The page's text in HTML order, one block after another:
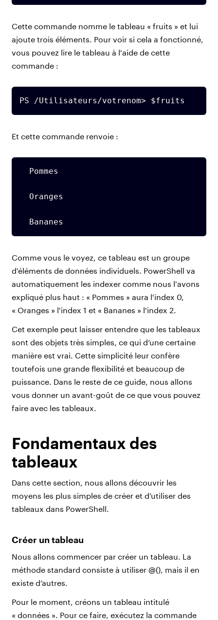
Cette commande nomme le tableau « fruits » et lui
ajoute trois éléments. Pour voir si cela a fonctionné,
vous pouvez lire le tableau à l'aide de cette
commande :
PS /Utilisateurs/votrenom> $fruits
Et cette commande renvoie :
Pommes
Oranges
Bananes
Comme vous le voyez, ce tableau est un groupe
d'éléments de données individuels. PowerShell va
automatiquement les indexer comme nous l'avons
expliqué plus haut : « Pommes » aura l'index 0,
« Oranges » l'index 1 et « Bananes » l'index 2.
Cet exemple peut laisser entendre que les tableaux
sont des objets très simples, ce qui d’une certaine
manière est vrai. Cette simplicité leur confère
toutefois une grande flexibilité et beaucoup de
puissance. Dans le reste de ce guide, nous allons
vous donner un avant-goût de ce que vous pouvez
faire avec les tableaux.
Fondamentaux des
tableaux
Dans cette section, nous allons découvrir les
moyens les plus simples de créer et d’utiliser des
tableaux dans PowerShell.
Créer un tableau
Nous allons commencer par créer un tableau. La
méthode standard consiste à utiliser @(), mais il en
existe d’autres.
Pour le moment, créons un tableau intitulé
« données ». Pour ce faire, exécutez la commande